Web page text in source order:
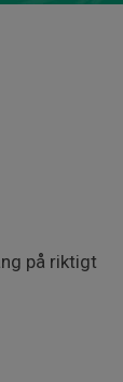
på riktigt